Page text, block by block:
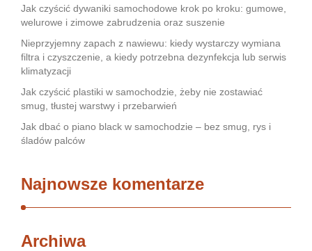
Jak czyścić dywaniki samochodowe krok po kroku: gumowe,
welurowe i zimowe zabrudzenia oraz suszenie
Nieprzyjemny zapach z nawiewu: kiedy wystarczy wymiana
filtra i czyszczenie, a kiedy potrzebna dezynfekcja lub serwis
klimatyzacji
Jak czyścić plastiki w samochodzie, żeby nie zostawiać
smug, tłustej warstwy i przebarwień
Jak dbać o piano black w samochodzie – bez smug, rys i
śladów palców
Najnowsze komentarze
Archiwa